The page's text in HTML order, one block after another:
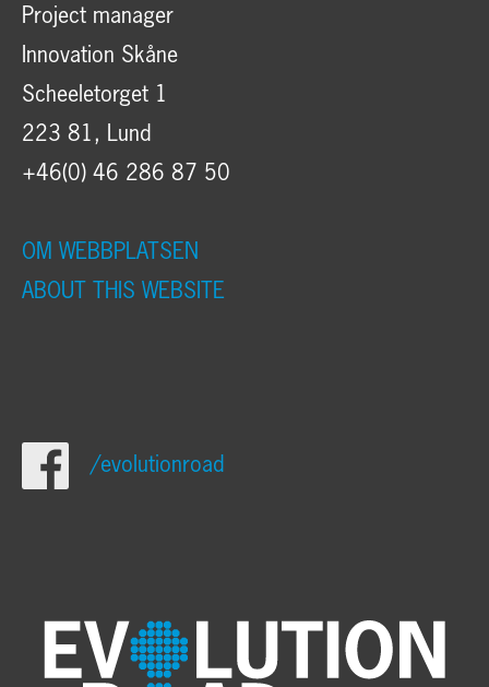
Project manager
Innovation Skåne
Scheeletorget 1
223 81, Lund
+46(0) 46 286 87 50
OM WEBBPLATSEN
ABOUT THIS WEBSITE
/evolutionroad